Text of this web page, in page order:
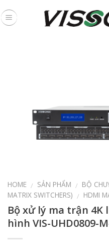
to
HOME / SẢN PHẨM / BỘ
MATRIX SWITCHERS) / HDMI
Bộ xử lý ma trận 4K
hình VIS-UHD0809-